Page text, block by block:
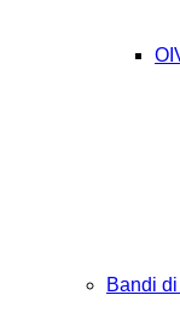
Bandi